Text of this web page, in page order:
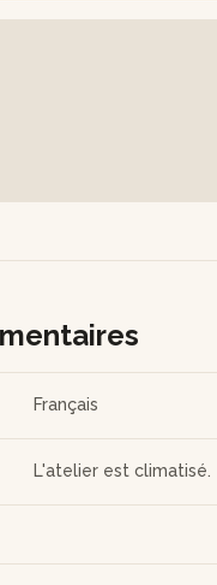
Français
L'atelier est climatisé.